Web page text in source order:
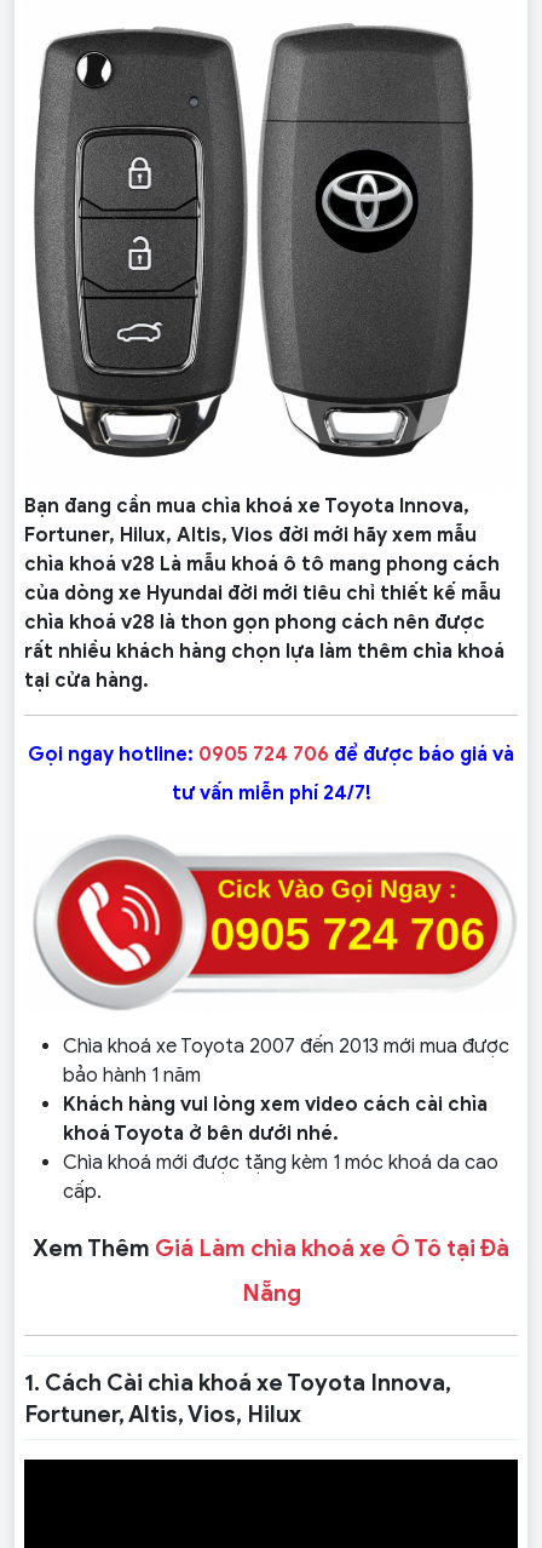
Bạn đang cần mua chìa khoá xe Toyota Innova,
Fortuner, Hilux, Altis, Vios đời mới hãy xem mẫu
chìa khoá v28 Là mẫu khoá ô tô mang phong cách
của dòng xe Hyundai đời mới tiêu chỉ thiết kế mẫu
chìa khoá v28 là thon gọn phong cách nên được
rất nhiều khách hàng chọn lựa làm thêm chìa khoá
tại cửa hàng.
Gọi ngay hotline: 0905 724 706 để được báo giá và
tư vấn miễn phí 24/7!
Chìa khoá xe Toyota 2007 đến 2013 mới mua được
bảo hành 1 năm
Khách hàng vui lòng xem video cách cài chìa
khoá Toyota ở bên dưới nhé.
Chìa khoá mới được tặng kèm 1 móc khoá da cao
cấp.
Xem Thêm Giá Làm chìa khoá xe Ô Tô tại Đà
Nẵng
1. Cách Cài chìa khoá xe Toyota Innova,
Fortuner, Altis, Vios, Hilux